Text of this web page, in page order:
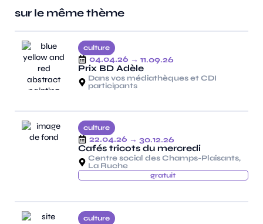
sur le même thème
culture
04.04.26 → 11.09.26
Prix BD Adèle
Dans vos médiathèques et CDI
participants
culture
22.04.26 → 30.12.26
Cafés tricots du mercredi
Centre social des Champs-Plaisants,
La Ruche
gratuit
culture